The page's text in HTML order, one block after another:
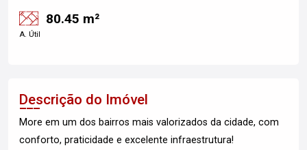
80.45 m²
A. Útil
Descrição do Imóvel
More em um dos bairros mais valorizados da cidade, com
conforto, praticidade e excelente infraestrutura!